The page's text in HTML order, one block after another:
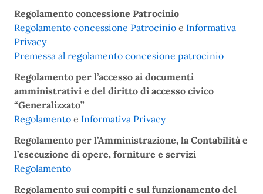
Regolamento concessione Patrocinio
Regolamento concessione Patrocinio e Informativa
Privacy
Premessa al regolamento concesione patrocinio
Regolamento per l’accesso ai documenti
amministrativi e del diritto di accesso civico
“Generalizzato”
Regolamento e Informativa Privacy
Regolamento per l’Amministrazione, la Contabilità e
l’esecuzione di opere, forniture e servizi
Regolamento
Regolamento sui compiti e sul funzionamento del